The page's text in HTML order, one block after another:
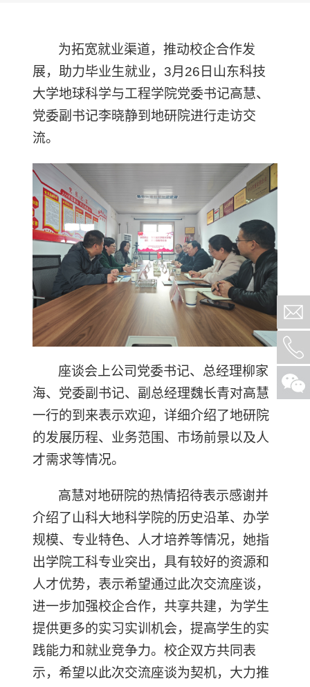
为拓宽就业渠道，推动校企合作发
展，助力毕业生就业，3月 26 日山东科技
大学地球科学与工程学院党委书记高慧、
党委副书记李晓静到地研院进行走访交
流。
座谈会上公司党委书记、总经理柳家
海、党委副书记、副总经理魏长青对高慧
一行的到来表示欢迎，详细介绍了地研院
的发展历程、业务范围、市场前景以及人
才需求等情况。
高慧对地研院的热情招待表示感谢并
介绍了山科大地科学院的历史沿革、办学
规模、专业特色、人才培养等情况，她指
出学院工科专业突出，具有较好的资源和
人才优势，表示希望通过此次交流座谈，
进一步加强校企合作，共享共建，为学生
提供更多的实习实训机会，提高学生的实
践能力和就业竞争力。校企双方共同表
示，希望以此次交流座谈为契机，大力推